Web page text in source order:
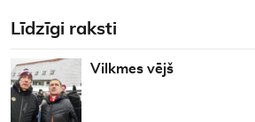
Līdzīgi raksti
Vilkmes vējš